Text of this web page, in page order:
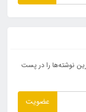
نوشته‌ها را در پست
عضویت